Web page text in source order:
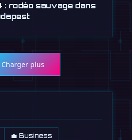
: rodéo sauvage dans
Charger plus
💼 Business